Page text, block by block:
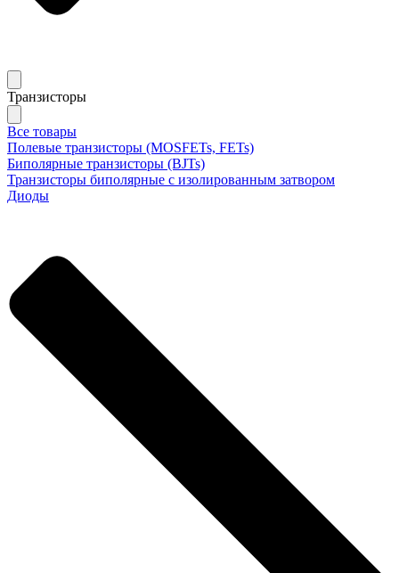
Транзисторы
Все товары
Полевые транзисторы (MOSFETs, FETs)
Биполярные транзисторы (BJTs)
Транзисторы биполярные с изолированным затвором
Диоды